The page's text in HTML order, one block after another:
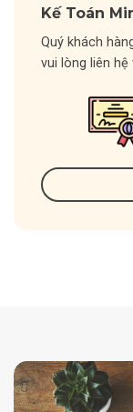
Kế Toán
Quý khách
vui lòng liên